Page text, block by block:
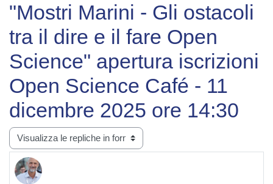
"Mostri Marini - Gli ostacoli
tra il dire e il fare Open
Science" apertura iscrizioni
Open Science Café - 11
dicembre 2025 ore 14:30
Modalità visualizzazione